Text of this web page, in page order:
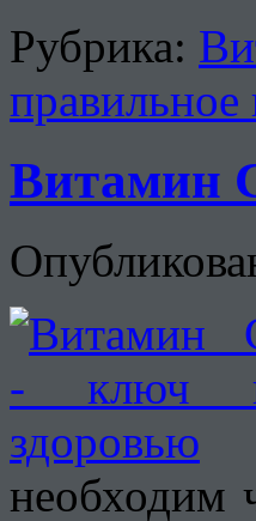
Рубрика:
правильное
Витамин
необходим